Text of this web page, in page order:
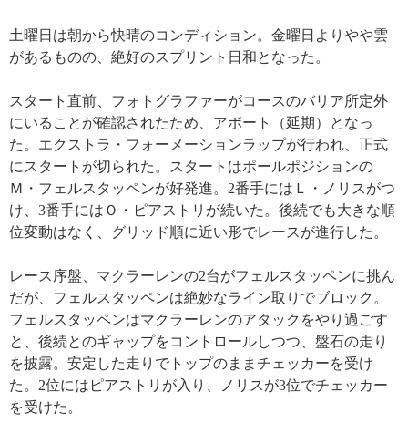
土曜日は朝から快晴のコンディション。金曜日よりやや雲
があるものの、絶好のスプリント日和となった。
スタート直前、フォトグラファーがコースのバリア所定外
にいることが確認されたため、アボート（延期）となっ
た。エクストラ・フォーメーションラップが行われ、正式
にスタートが切られた。スタートはポールポジションの
Ｍ・フェルスタッペンが好発進。2番手にはＬ・ノリスがつ
け、3番手にはＯ・ピアストリが続いた。後続でも大きな順
位変動はなく、グリッド順に近い形でレースが進行した。
レース序盤、マクラーレンの2台がフェルスタッペンに挑ん
だが、フェルスタッペンは絶妙なライン取りでブロック。
フェルスタッペンはマクラーレンのアタックをやり過ごす
と、後続とのギャップをコントロールしつつ、盤石の走り
を披露。安定した走りでトップのままチェッカーを受け
た。2位にはピアストリが入り、ノリスが3位でチェッカー
を受けた。